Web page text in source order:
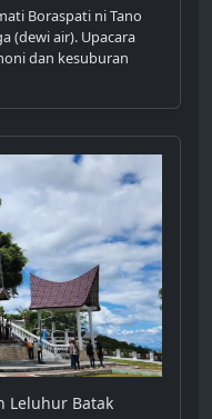
Boraspati ni Tano
(dewi air). Upacara
dan kesuburan
Leluhur Batak